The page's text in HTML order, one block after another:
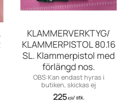
KLAMMERVERKTYG/
KLAMMERPISTOL 80.16
SL. Klammerpistol med
förlängd nos.
OBS:Kan endast hyras i
butiken, skickas ej
225KR/stk.